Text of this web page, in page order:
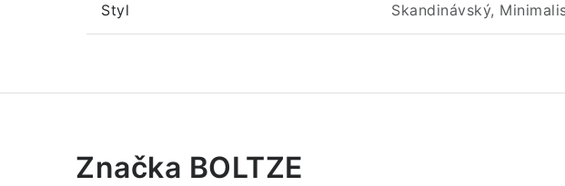
Styl Skandinávský,
Značka BOLTZE